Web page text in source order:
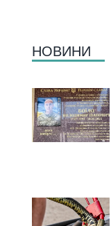
НОВИНИ